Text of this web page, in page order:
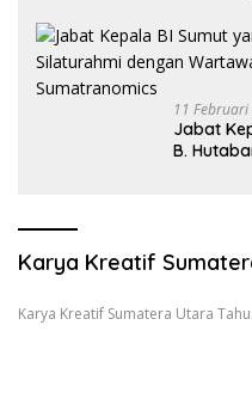
11
Jabat
B.
Karya Kreatif
Karya Kreatif Sumatera Utara